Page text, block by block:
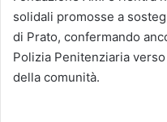
solidali promosse a
di Prato, confermando
Polizia Penitenziaria
della comunità.